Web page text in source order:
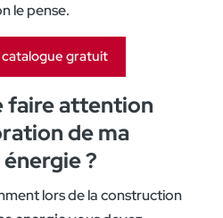
le pense.
gratuit
faire attention
de ma
?
lors de la construction